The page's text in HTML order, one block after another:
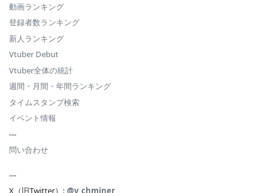
動画ランキング
登録者数ランキング
新人ランキング
Vtuber Debut
Vtuber全体の統計
週間・月間・年間ランキング
タイムスタンプ検索
イベント情報
---
問い合わせ
---
X（旧Twitter）: @v_chminer